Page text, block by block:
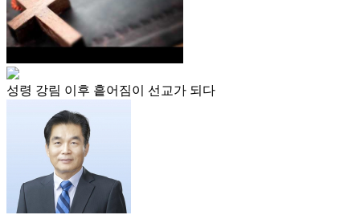
성령 강림 이후 흩어짐이 선교가 되다